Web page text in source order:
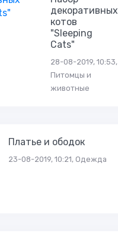
декоративных
котов
"Sleeping
Cats"
28-08-2019, 10:53,
Питомцы и
животные
Платье и ободок
23-08-2019, 10:21, Одежда